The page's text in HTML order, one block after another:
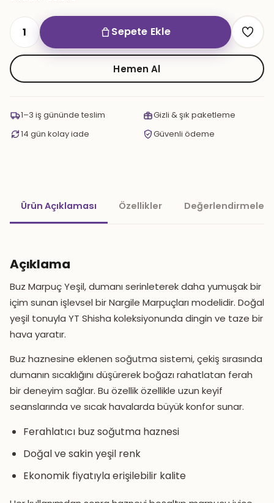
Buz
Marpuç
Yeşil
adet
Sepete Ekle
Hemen Al
1–3 iş gününde teslim
Gizli & şık paketleme
14 gün kolay iade
Güvenli ödeme
Ürün Açıklaması Özellikler Değerlendirmeler
Açıklama
Buz Marpuç Yeşil, dumanı serinleterek daha yumuşak bir
içim sunan işlevsel bir Nargile Marpuçları modelidir. Doğal
yeşil tonuyla YT Shisha koleksiyonunda dingin ve taze bir
hava yaratır.
Buz haznesine eklenen soğutma sistemi, çekiş sırasında
dumanın sıcaklığını düşürerek boğazı rahatlatan ferah
bir deneyim sağlar. Bu özellik özellikle uzun keyif
seanslarında ve sıcak havalarda büyük konfor sunar.
Ferahlatıcı buz soğutma haznesi
Doğal ve sakin yeşil renk
Ekonomik fiyatıyla erişilebilir kalite